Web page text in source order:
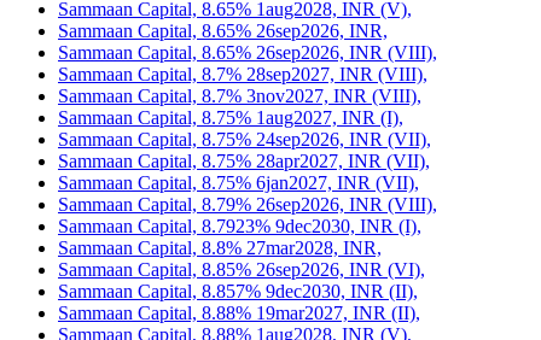
Sammaan Capital, 8.65% 1aug2028, INR (V),
Sammaan Capital, 8.65% 26sep2026, INR,
Sammaan Capital, 8.65% 26sep2026, INR (VIII),
Sammaan Capital, 8.7% 28sep2027, INR (VIII),
Sammaan Capital, 8.7% 3nov2027, INR (VIII),
Sammaan Capital, 8.75% 1aug2027, INR (I),
Sammaan Capital, 8.75% 24sep2026, INR (VII),
Sammaan Capital, 8.75% 28apr2027, INR (VII),
Sammaan Capital, 8.75% 6jan2027, INR (VII),
Sammaan Capital, 8.79% 26sep2026, INR (VIII),
Sammaan Capital, 8.7923% 9dec2030, INR (I),
Sammaan Capital, 8.8% 27mar2028, INR,
Sammaan Capital, 8.85% 26sep2026, INR (VI),
Sammaan Capital, 8.857% 9dec2030, INR (II),
Sammaan Capital, 8.88% 19mar2027, INR (II),
Sammaan Capital, 8.88% 1aug2028, INR (V),